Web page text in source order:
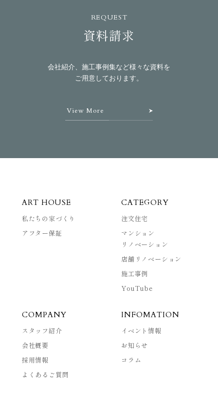
REQUEST
資料請求
会社紹介、施工事例集など様々な資料を
ご用意しております。
View More
ART HOUSE
私たちの家づくり
アフター保証
CATEGORY
注文住宅
マンション
リノベーション
店舗リノベーション
施工事例
YouTube
COMPANY
スタッフ紹介
会社概要
採用情報
よくあるご質問
INFOMATION
イベント情報
お知らせ
コラム